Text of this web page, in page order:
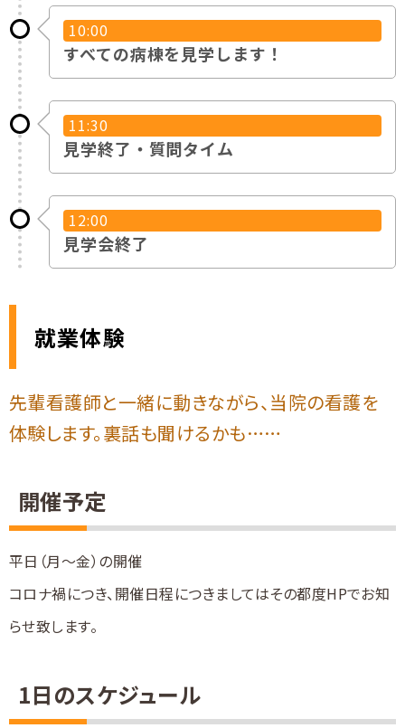
10:00
すべての病棟を見学します！
11:30
見学終了・質問タイム
12:00
見学会終了
就業体験
先輩看護師と一緒に動きながら、当院の看護を
体験します。裏話も聞けるかも……
開催予定
平日（月〜金）の開催
コロナ禍につき、開催日程につきましてはその都度HPでお知
らせ致します。
1日のスケジュール